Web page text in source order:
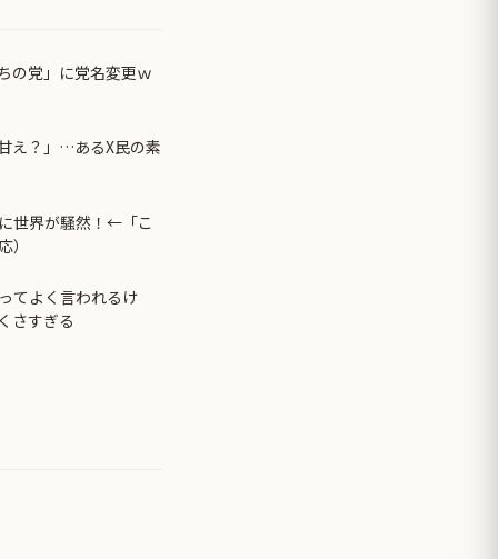
の党」に党名変更ｗ
え？」…あるX民の素
世界が騒然！←「こ
てよく言われるけ
さすぎる